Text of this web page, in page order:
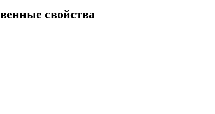
свойства